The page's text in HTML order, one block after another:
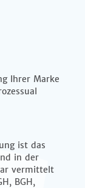
Ihrer Marke
ist das
in der
vermittelt
BGH,